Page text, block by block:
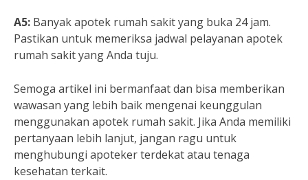
A5: Banyak apotek rumah sakit yang buka 24 jam.
Pastikan untuk memeriksa jadwal pelayanan apotek
rumah sakit yang Anda tuju.
Semoga artikel ini bermanfaat dan bisa memberikan
wawasan yang lebih baik mengenai keunggulan
menggunakan apotek rumah sakit. Jika Anda memiliki
pertanyaan lebih lanjut, jangan ragu untuk
menghubungi apoteker terdekat atau tenaga
kesehatan terkait.